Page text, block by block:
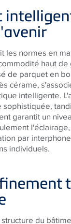
les normes en
haut
de parquet en
cérame,
intelligente.
sophistiquée,
garantit un
par
individuels.
du